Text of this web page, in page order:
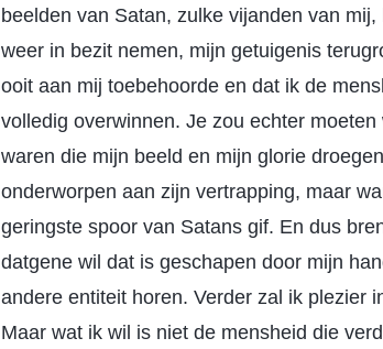
beelden van Satan, zulke vijanden van
weer in bezit nemen, mijn getuigenis
ooit aan mij toebehoorde en dat ik de
volledig overwinnen. Je zou echter
waren die mijn beeld en mijn glorie
onderworpen aan zijn vertrapping, maar
geringste spoor van Satans gif. En dus
datgene wil dat is geschapen door mijn
andere entiteit horen. Verder zal ik plezier
Maar wat ik wil is niet de mensheid die